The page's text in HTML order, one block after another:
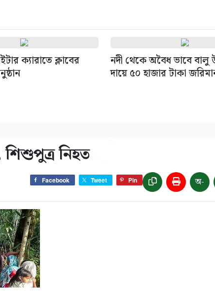
ক্যারাতে ক্লাবের
নদী থেকে অবৈধ ভাবে বালু
দায়ে ৫০ হাজার টাকা
নিহত
Facebook Tweet Pin অ-